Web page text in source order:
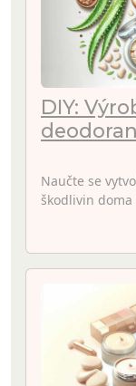
DIY:
Naučte se
škodlivin